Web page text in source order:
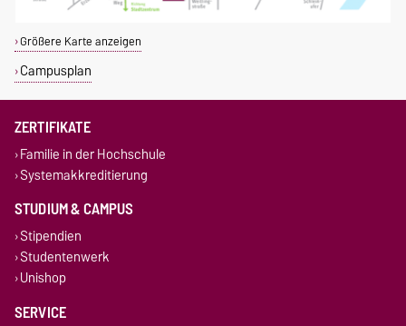
Größere Karte anzeigen
Campusplan
ZERTIFIKATE
Familie in der Hochschule
Systemakkreditierung
STUDIUM & CAMPUS
Stipendien
Studentenwerk
Unishop
SERVICE